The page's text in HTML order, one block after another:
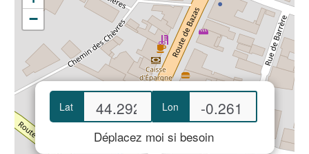
Lat Lon
Déplacez moi si besoin
−